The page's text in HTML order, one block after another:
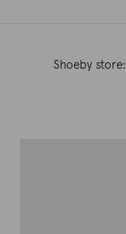
Shoeby store: